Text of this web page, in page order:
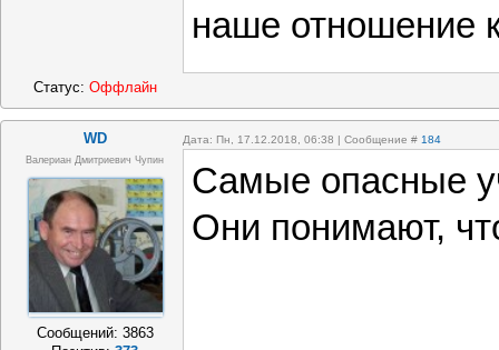
наше отношение
Статус: Оффлайн
WD Дата: Пн, 17.12.2018, 06:38 | Сообщение # 184
Валериан Дмитриевич Чупин
Сообщений: 3863
Самые опасные
Они понимают,